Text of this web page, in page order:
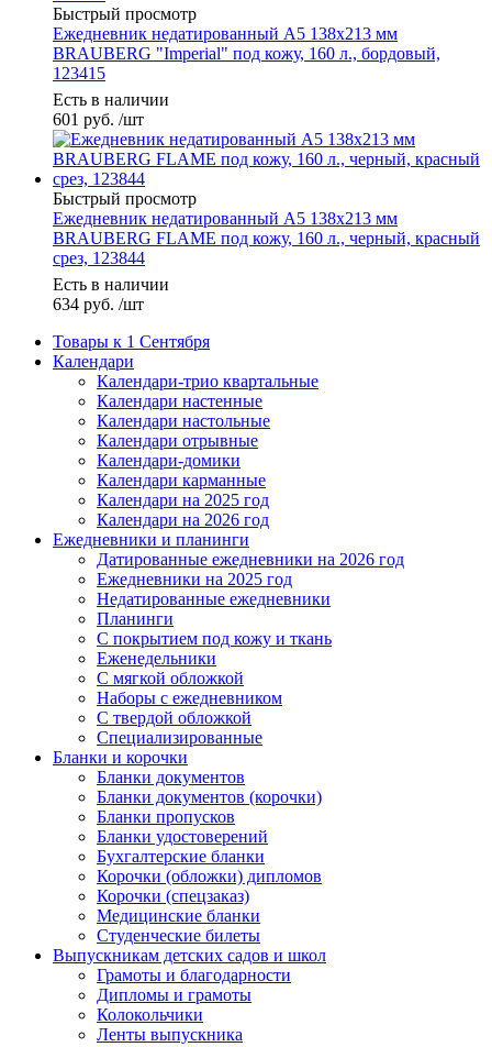
Быстрый просмотр
Ежедневник недатированный А5 138х213 мм
BRAUBERG "Imperial" под кожу, 160 л., бордовый,
123415
Есть в наличии
601 руб. /шт
Быстрый просмотр
Ежедневник недатированный А5 138х213 мм
BRAUBERG FLAME под кожу, 160 л., черный, красный
срез, 123844
Есть в наличии
634 руб. /шт
Товары к 1 Сентября
Календари
Календари-трио квартальные
Календари настенные
Календари настольные
Календари отрывные
Календари-домики
Календари карманные
Календари на 2025 год
Календари на 2026 год
Ежедневники и планинги
Датированные ежедневники на 2026 год
Ежедневники на 2025 год
Недатированные ежедневники
Планинги
С покрытием под кожу и ткань
Еженедельники
С мягкой обложкой
Наборы с ежедневником
С твердой обложкой
Специализированные
Бланки и корочки
Бланки документов
Бланки документов (корочки)
Бланки пропусков
Бланки удостоверений
Бухгалтерские бланки
Корочки (обложки) дипломов
Корочки (спецзаказ)
Медицинские бланки
Студенческие билеты
Выпускникам детских садов и школ
Грамоты и благодарности
Дипломы и грамоты
Колокольчики
Ленты выпускника